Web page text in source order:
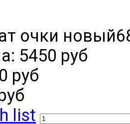
5450 руб
руб